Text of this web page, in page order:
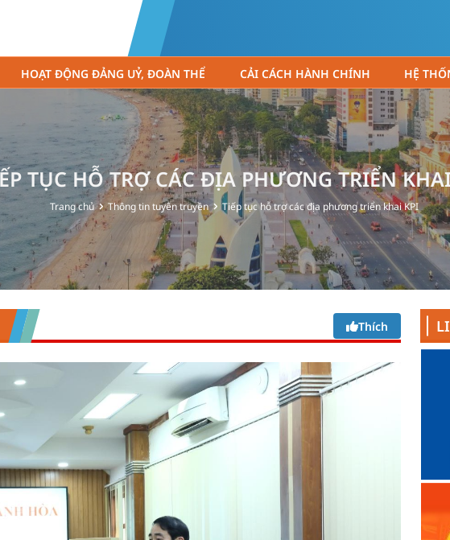
HOẠT ĐỘNG ĐẢNG UỶ, ĐOÀN THỂ CẢI CÁCH HÀNH CHÍNH HỆ
TỤC HỖ TRỢ CÁC ĐỊA PHƯƠNG TRIỂN
Trang chủ Thông tin tuyên truyền Tiếp tục hỗ trợ các địa phương triển khai KPI
Thích